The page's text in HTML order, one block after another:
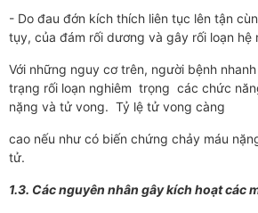
- Do đau đớn kích thích liên tục lên tận
tụy, của đám rối d­­­ương và gây rối loạn hệ
Với những nguy cơ trên, ng­­­ười bệnh
trạng rối loạn nghiêm trọng các chức
nặng và tử vong. Tỷ lệ tử vong càng
cao nếu như­­­ có biến chứng chảy máu
tử.
1.3. Các nguyên nhân gây kích hoạt các